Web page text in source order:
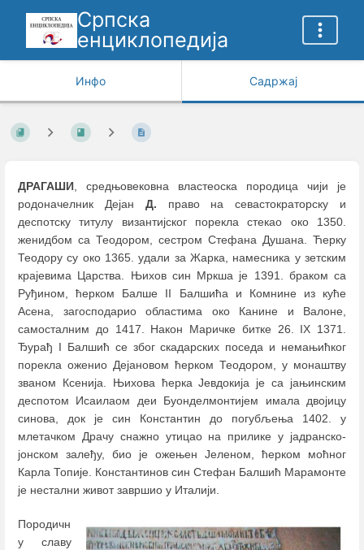
Српска
енциклопедија
Инфо Садржај
ДРАГАШИ, средњовековна властеоска породица чији је
родоначелник Дејан Д. право на севастократорску и
деспотску титулу византијског порекла стекао око 1350.
женидбом са Теодором, сестром Стефана Душана. Ћерку
Теодору су око 1365. удали за Жарка, намесника у зетским
крајевима Царства. Њихов син Мркша је 1391. браком са
Руђином, ћерком Балше II Балшића и Комнине из куће
Асена, загосподарио областима око Канине и Валоне,
самосталним до 1417. Након Маричке битке 26. IX 1371.
Ђурађ I Балшић се због скадарских поседа и немањићког
порекла оженио Дејановом ћерком Теодором, у монаштву
званом Ксенија. Њихова ћерка Јевдокија је са јањинским
деспотом Исаилаом деи Буонделмонтијем имала двојицу
синова, док је син Константин до погубљења 1402. у
млетачком Драчу снажно утицао на прилике у јадранско-
јонском залеђу, био је ожењен Јеленом, ћерком моћног
Карла Топије. Константинов син Стефан Балшић Марамонте
је нестални живот завршио у Италији.
Породичн
у славу